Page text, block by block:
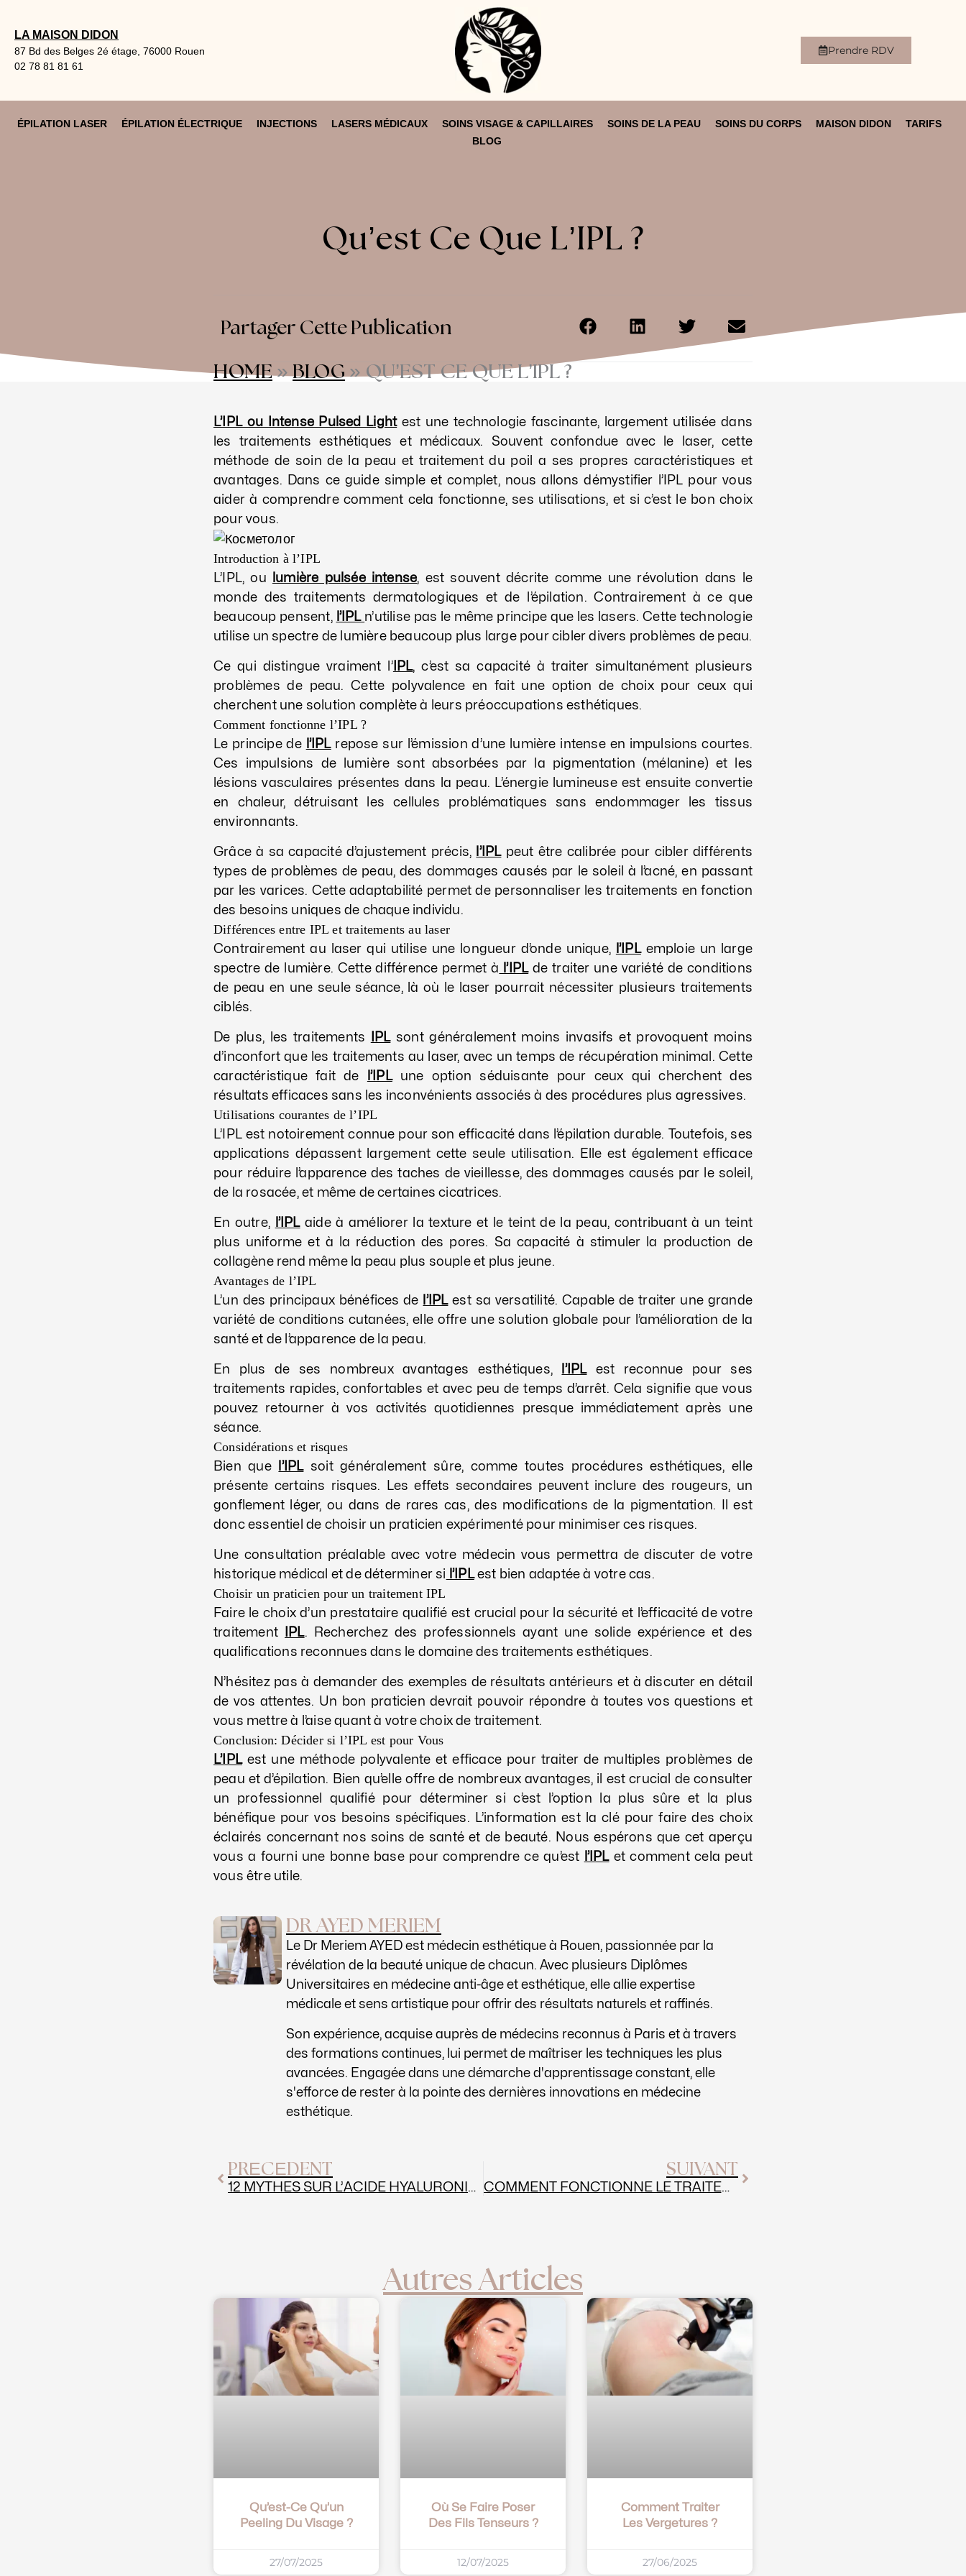
contenu
LA MAISON DIDON
87 Bd des Belges 2é étage, 76000 Rouen
02 78 81 81 61
Prendre RDV
ÉPILATION LASER ÉPILATION ÉLECTRIQUE INJECTIONS LASERS MÉDICAUX SOINS VISAGE & CAPILLAIRES SOINS DE LA PEAU SOINS DU CORPS MAISON DIDON
TARIFS
BLOG
Qu’est Ce Que L’IPL ?
Partager Cette Publication
HOME»BLOG»QU’EST CE QUE L’IPL ?
L’IPL ou Intense Pulsed Lightest une technologie fascinante, largement utilisée dans
les traitements esthétiques et médicaux. Souvent confondue avec le laser, cette
méthode de soin de la peau et traitement du poil a ses propres caractéristiques et
avantages. Dans ce guide simple et complet, nous allons démystifier l’IPL pour vous
aider à comprendre comment cela fonctionne, ses utilisations, et si c’est le bon choix
pour vous.
Introduction à l’IPL
L’IPL, ou lumière pulsée intense, est souvent décrite comme une révolution dans le
monde des traitements dermatologiques et de l’épilation. Contrairement à ce que
beaucoup pensent, l’IPL n’utilise pas le même principe que les lasers. Cette technologie
utilise un spectre de lumière beaucoup plus large pour cibler divers problèmes de peau.
Ce qui distingue vraiment l’IPL, c’est sa capacité à traiter simultanément plusieurs
problèmes de peau. Cette polyvalence en fait une option de choix pour ceux qui
cherchent une solution complète à leurs préoccupations esthétiques.
Comment fonctionne l’IPL ?
Le principe de l’IPLrepose sur l’émission d’une lumière intense en impulsions courtes.
Ces impulsions de lumière sont absorbées par la pigmentation (mélanine) et les
lésions vasculaires présentes dans la peau. L’énergie lumineuse est ensuite convertie
en chaleur, détruisant les cellules problématiques sans endommager les tissus
environnants.
Grâce à sa capacité d’ajustement précis, l’IPLpeut être calibrée pour cibler différents
types de problèmes de peau, des dommages causés par le soleil à l’acné, en passant
par les varices. Cette adaptabilité permet de personnaliser les traitements en fonction
des besoins uniques de chaque individu.
Différences entre IPL et traitements au laser
Contrairement au laser qui utilise une longueur d’onde unique, l’IPLemploie un large
spectre de lumière. Cette différence permet à l’IPLde traiter une variété de conditions
de peau en une seule séance, là où le laser pourrait nécessiter plusieurs traitements
ciblés.
De plus, les traitements IPLsont généralement moins invasifs et provoquent moins
d’inconfort que les traitements au laser, avec un temps de récupération minimal. Cette
caractéristique fait de
l’IPLune option séduisante pour ceux qui cherchent des
résultats efficaces sans les inconvénients associés à des procédures plus agressives.
Utilisations courantes de l’IPL
L’IPL est notoirement connue pour son efficacité dans l’épilation durable. Toutefois, ses
applications dépassent largement cette seule utilisation. Elle est également efficace
pour réduire l’apparence des taches de vieillesse, des dommages causés par le soleil,
de la rosacée, et même de certaines cicatrices.
En outre, l’IPLaide à améliorer la texture et le teint de la peau, contribuant à un teint
plus uniforme et à la réduction des pores. Sa capacité à stimuler la production de
collagène rend même la peau plus souple et plus jeune.
Avantages de l’IPL
L’un des principaux bénéfices de l’IPLest sa versatilité. Capable de traiter une grande
variété de conditions cutanées, elle offre une solution globale pour l’amélioration de la
santé et de l’apparence de la peau.
En plus de ses nombreux avantages esthétiques, l’IPLest reconnue pour ses
traitements rapides, confortables et avec peu de temps d’arrêt. Cela signifie que vous
pouvez retourner à vos activités quotidiennes presque immédiatement après une
séance.
Considérations et risques
Bien que l’IPLsoit généralement sûre, comme toutes procédures esthétiques, elle
présente certains risques. Les effets secondaires peuvent inclure des rougeurs, un
gonflement léger, ou dans de rares cas, des modifications de la pigmentation. Il est
donc essentiel de choisir un praticien expérimenté pour minimiser ces risques.
Une consultation préalable avec votre médecin vous permettra de discuter de votre
historique médical et de déterminer si l’IPLest bien adaptée à votre cas.
Choisir un praticien pour un traitement IPL
Faire le choix d’un prestataire qualifié est crucial pour la sécurité et l’efficacité de votre
traitement
IPL. Recherchez des professionnels ayant une solide expérience et des
qualifications reconnues dans le domaine des traitements esthétiques.
N’hésitez pas à demander des exemples de résultats antérieurs et à discuter en détail
de vos attentes. Un bon praticien devrait pouvoir répondre à toutes vos questions et
vous mettre à l’aise quant à votre choix de traitement.
Conclusion: Décider si l’IPL est pour Vous
L’IPLest une méthode polyvalente et efficace pour traiter de multiples problèmes de
peau et d’épilation. Bien qu’elle offre de nombreux avantages, il est crucial de consulter
un professionnel qualifié pour déterminer si c’est l’option la plus sûre et la plus
bénéfique pour vos besoins spécifiques. L’information est la clé pour faire des choix
éclairés concernant nos soins de santé et de beauté. Nous espérons que cet aperçu
vous a fourni une bonne base pour comprendre ce qu’est
l’IPLet comment cela peut
vous être utile.
DR AYED MERIEM
Le Dr Meriem AYED est médecin esthétique à Rouen, passionnée par la
révélation de la beauté unique de chacun. Avec plusieurs Diplômes
Universitaires en médecine anti-âge et esthétique, elle allie expertise
médicale et sens artistique pour offrir des résultats naturels et raffinés.
Son expérience, acquise auprès de médecins reconnus à Paris et à travers
des formations continues, lui permet de maîtriser les techniques les plus
avancées. Engagée dans une démarche d'apprentissage constant, elle
s'efforce de rester à la pointe des dernières innovations en médecine
esthétique.
PRÉCÉDENT
12 MYTHES SUR L’ACIDE HYALURONIQUE ET LE BOTOX DÉMYSTIFIÉS
SUIVANT
COMMENT FONCTIONNE LE TRAITEMENT AU BOTOX ROUEN?
Autres Articles
Qu’est-Ce Qu’un
Peeling Du Visage ?
27/07/2025
Où Se Faire Poser
Des Fils Tenseurs ?
12/07/2025
Comment Traiter
Les Vergetures ?
27/06/2025